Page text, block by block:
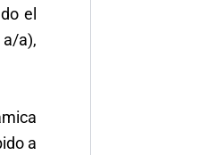
el
a),
a